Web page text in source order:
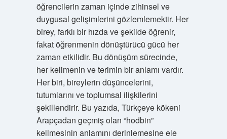
öğrencilerin zaman içinde zihinsel ve
duygusal gelişimlerini gözlemlemektir. Her
birey, farklı bir hızda ve şekilde öğrenir,
fakat öğrenmenin dönüştürücü gücü her
zaman etkilidir. Bu dönüşüm sürecinde,
her kelimenin ve terimin bir anlamı vardır.
Her biri, bireylerin düşüncelerini,
tutumlarını ve toplumsal ilişkilerini
şekillendirir. Bu yazıda, Türkçeye kökeni
Arapçadan geçmiş olan “hodbin”
kelimesinin anlamını derinlemesine ele